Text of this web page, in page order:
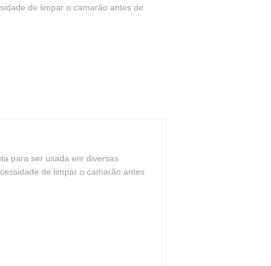
de limpar o camarão antes de
para ser usada em diversas
de limpar o camarão antes